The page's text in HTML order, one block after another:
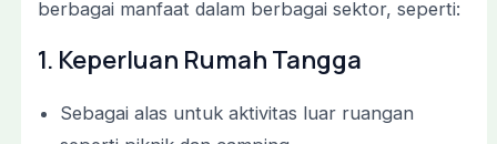
berbagai manfaat dalam berbagai sektor, seperti:
1. Keperluan Rumah Tangga
Sebagai alas untuk aktivitas luar ruangan